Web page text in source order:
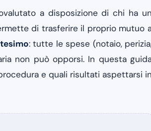
a disposizione di chi ha un
di trasferire il proprio mutuo
: tutte le spese (notaio,
non può opporsi. In questa
e quali risultati aspettarsi in